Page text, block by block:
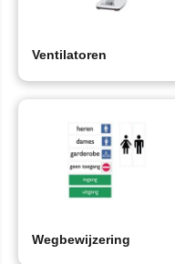
Ventilatoren
Wegbewijzering